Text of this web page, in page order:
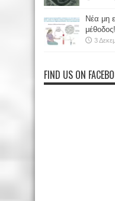
Νέα μη
3
FIND US ON